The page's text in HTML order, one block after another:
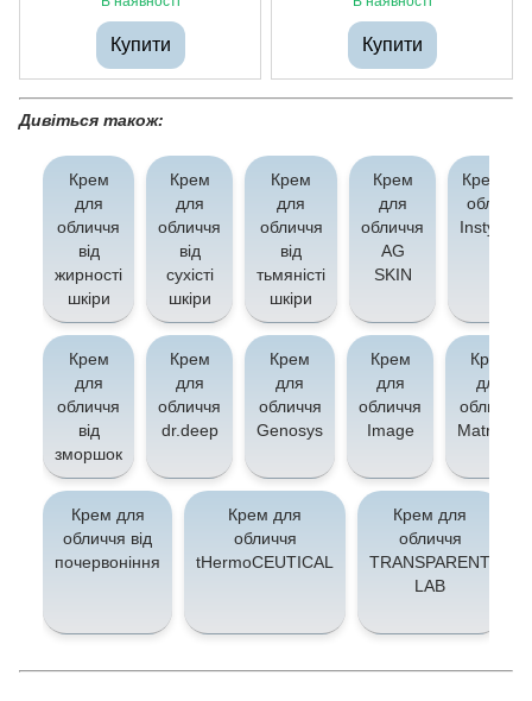
Купити Купити
Дивіться також:
Крем
для
обличчя
від
жирності
шкіри
Крем
для
обличчя
від
сухісті
шкіри
Крем
для
обличчя
від
тьмяністі
шкіри
Крем
для
обличчя
AG
SKIN
Крем
обличчя
Крем
для
обличчя
від
зморшок
Крем
для
обличчя
dr.deep
Крем
для
обличчя
Genosys
Крем
для
обличчя
Image
Крем
для
обличчя
Matrigen
Крем для
обличчя від
почервоніння
Крем для
обличчя
tHermoCEUTICAL
Крем для
обличчя
TRANSPARENT
LAB